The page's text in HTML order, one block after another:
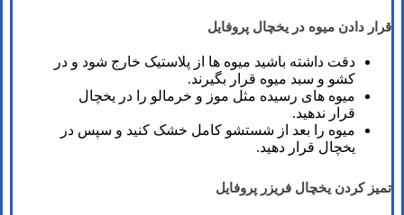
قرار دادن میوه در یخچال پروفایل
دقت داشته باشید میوه ها از پلاستیک خارج شود و در
کشو و سبد میوه قرار بگیرند.
میوه های رسیده مثل موز و خرمالو را در یخچال
قرار ندهید.
میوه را بعد از شستشو کامل خشک کنید و سپس در
یخچال قرار دهید.
تمیز کردن یخچال فریزر پروفایل